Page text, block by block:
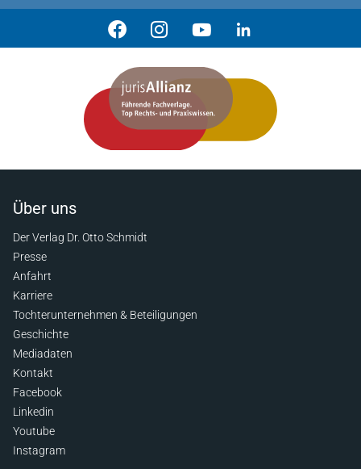
Über uns
Der Verlag Dr. Otto Schmidt
Presse
Anfahrt
Karriere
Tochterunternehmen & Beteiligungen
Geschichte
Mediadaten
Kontakt
Facebook
Linkedin
Youtube
Instagram